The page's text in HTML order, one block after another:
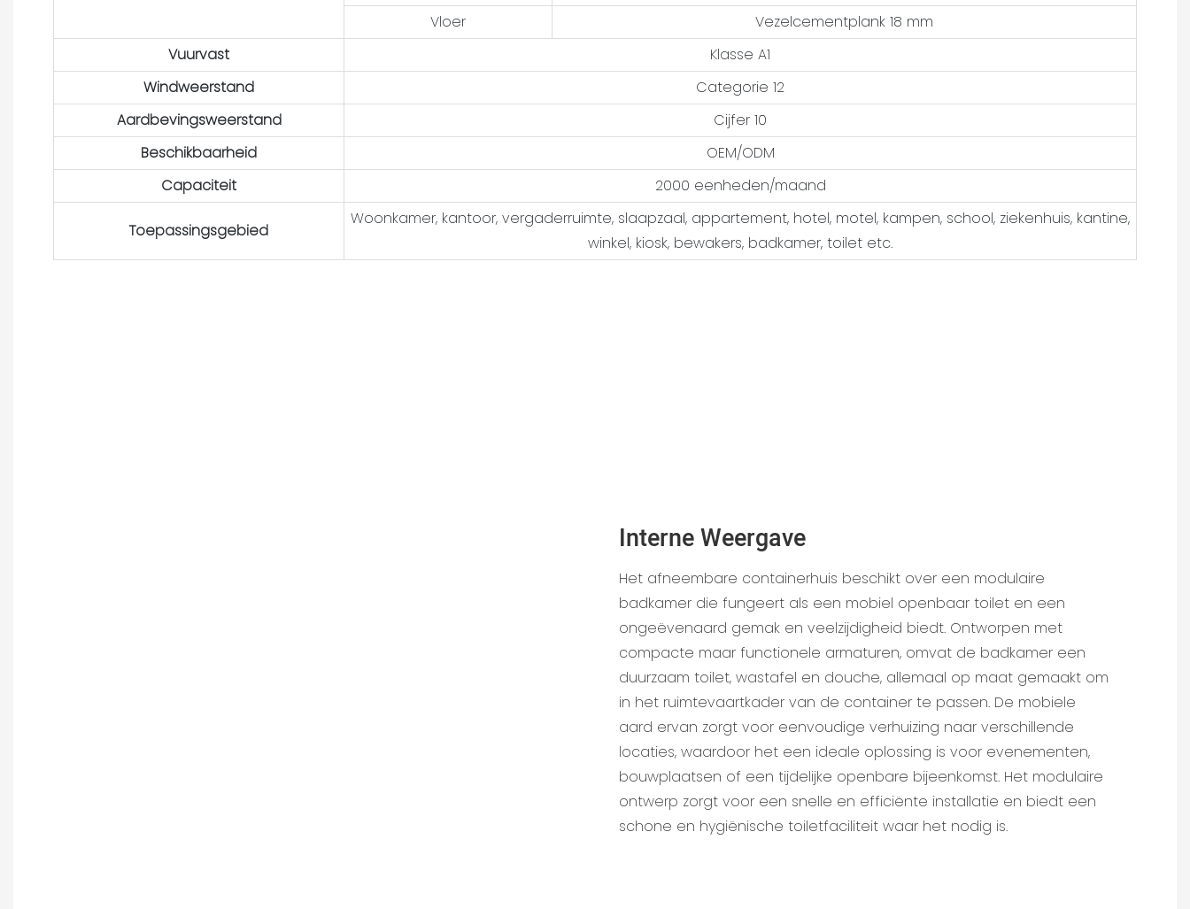
Vloer
Vezelcementplank 18 mm
Vuurvast
Klasse A1
Windweerstand
Categorie 12
Aardbevingsweerstand
Cijfer 10
Beschikbaarheid
OEM/ODM
Capaciteit
2000 eenheden/maand
Toepassingsgebied
Woonkamer, kantoor, vergaderruimte, slaapzaal, appartement, hotel, motel, kampen, school, ziekenhuis, kantine,
winkel, kiosk, bewakers, badkamer, toilet etc.
Interne Weergave
Het afneembare containerhuis beschikt over een modulaire
badkamer die fungeert als een mobiel openbaar toilet en een
ongeëvenaard gemak en veelzijdigheid biedt. Ontworpen met
compacte maar functionele armaturen, omvat de badkamer een
duurzaam toilet, wastafel en douche, allemaal op maat gemaakt om
in het ruimtevaartkader van de container te passen. De mobiele
aard ervan zorgt voor eenvoudige verhuizing naar verschillende
locaties, waardoor het een ideale oplossing is voor evenementen,
bouwplaatsen of een tijdelijke openbare bijeenkomst. Het modulaire
ontwerp zorgt voor een snelle en efficiënte installatie en biedt een
schone en hygiënische toiletfaciliteit waar het nodig is.